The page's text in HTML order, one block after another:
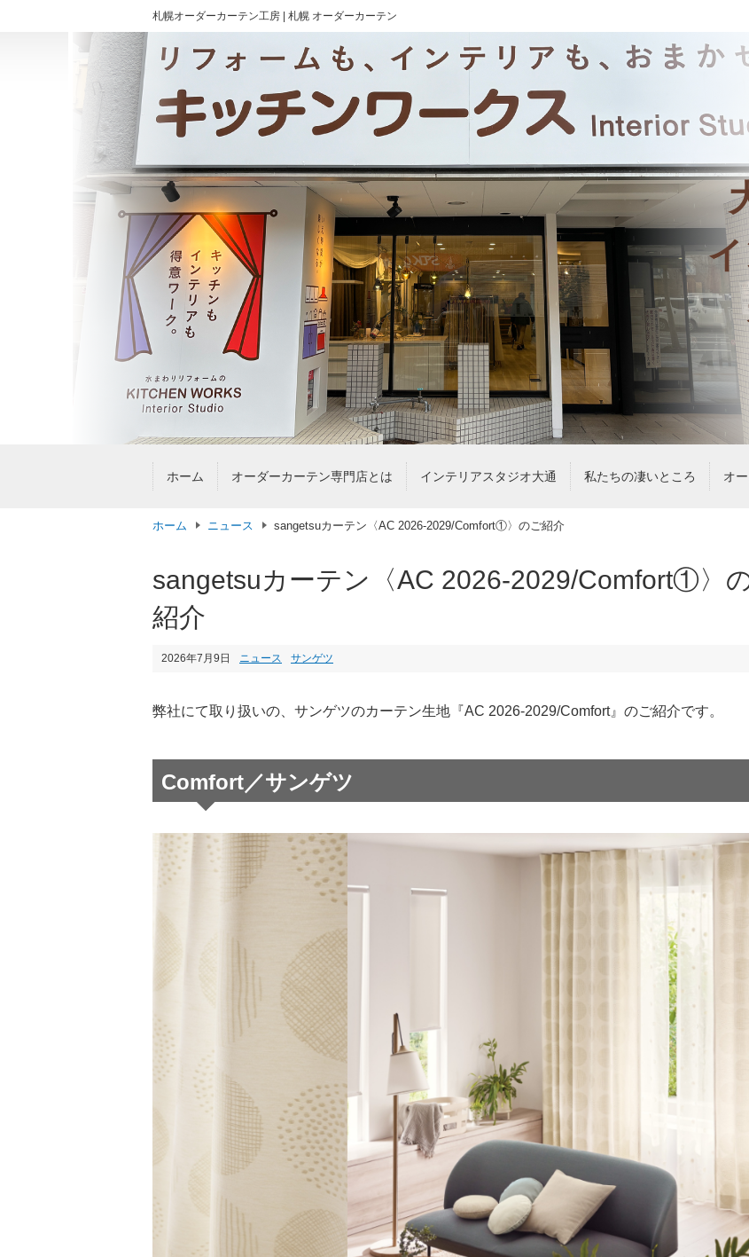
札幌オーダーカーテン工房 | 札幌 オーダーカーテン
ホーム オーダーカーテン専門店とは インテリアスタジオ大通 私たちの凄いところ オ
ホーム ニュース sangetsuカーテン〈AC 2026-2029/Comfort①〉のご紹介
sangetsuカーテン〈AC 2026-2029/Comfort①〉
紹介
2026年7月9日 ニュース サンゲツ
弊社にて取り扱いの、サンゲツのカーテン生地『AC 2026-2029/Comfort』のご紹介です。
Comfort／サンゲツ